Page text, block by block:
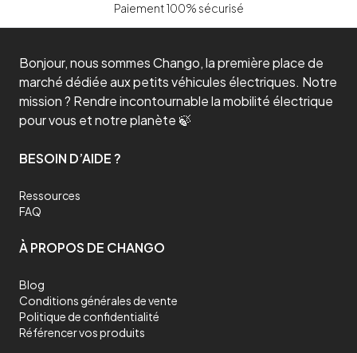
Paiement 100% sécurisé
Bonjour, nous sommes Chango, la première place de
marché dédiée aux petits véhicules électriques. Notre
mission ? Rendre incontournable la mobilité électrique
pour vous et notre planète 🍃
BESOIN D’AIDE ?
Ressources
FAQ
À PROPOS DE CHANGO
Blog
Conditions générales de vente
Politique de confidentialité
Référencer vos produits